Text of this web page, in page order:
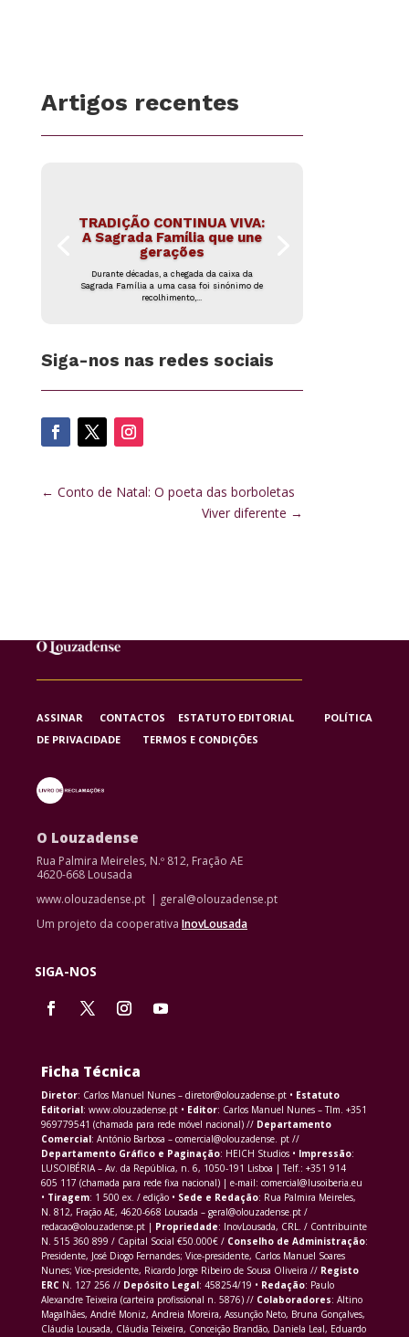
Artigos recentes
TRADIÇÃO CONTINUA VIVA:
A Sagrada Família que une
gerações
Durante décadas, a chegada da caixa da
Sagrada Família a uma casa foi sinónimo de
recolhimento,...
Siga-nos nas redes sociais
← Conto de Natal: O poeta das borboletas
Viver diferente →
ASSINAR CONTACTOS ESTATUTO EDITORIAL POLÍTICA
DE PRIVACIDADE TERMOS E CONDIÇÕES
O Louzadense
Rua Palmira Meireles, N.º 812, Fração AE
4620-668 Lousada
www.olouzadense.pt | geral@olouzadense.pt
Um projeto da cooperativa InovLousada
SIGA-NOS
Ficha Técnica
Diretor: Carlos Manuel Nunes – diretor@olouzadense.pt • Estatuto
Editorial: www.olouzadense.pt • Editor: Carlos Manuel Nunes – Tlm. +351
969779541 (chamada para rede móvel nacional) // Departamento
Comercial: António Barbosa – comercial@olouzadense. pt //
Departamento Gráfico e Paginação: HEICH Studios • Impressão:
LUSOIBÉRIA – Av. da República, n. 6, 1050-191 Lisboa | Telf.: +351 914
605 117 (chamada para rede fixa nacional) | e-mail: comercial@lusoiberia.eu
• Tiragem: 1 500 ex. / edição • Sede e Redação: Rua Palmira Meireles,
N. 812, Fração AE, 4620-668 Lousada – geral@olouzadense.pt /
redacao@olouzadense.pt | Propriedade: InovLousada, CRL. / Contribuinte
N. 515 360 899 / Capital Social €50.000€ / Conselho de Administração:
Presidente, José Diogo Fernandes; Vice-presidente, Carlos Manuel Soares
Nunes; Vice-presidente, Ricardo Jorge Ribeiro de Sousa Oliveira // Registo
ERCN. 127 256 // Depósito Legal: 458254/19 • Redação: Paulo
Alexandre Teixeira (carteira profissional n. 5876) // Colaboradores: Altino
Magalhães, André Moniz, Andreia Moreira, Assunção Neto, Bruna Gonçalves,
Cláudia Lousada, Cláudia Teixeira, Conceição Brandão, Daniela Leal, Eduardo